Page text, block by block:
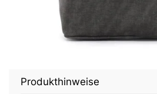
Produkthinweise